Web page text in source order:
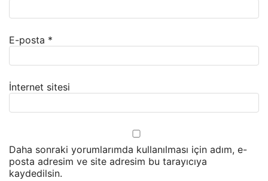
E-posta *
İnternet sitesi
Daha sonraki yorumlarımda kullanılması için adım, e-
posta adresim ve site adresim bu tarayıcıya
kaydedilsin.